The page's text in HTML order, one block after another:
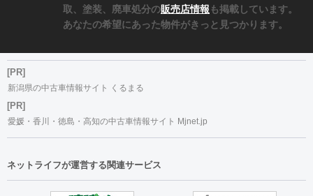
取、塗装、廃車処分の販売店情報 も掲載しています。
あなたの希望にあった物件がきっと見つかります。
[PR]
新潟県の中古車情報サイト くるまる
[PR]
愛媛・香川・徳島・高知の中古車情報サイト Mjnet.jp
ネットライフが運営する関連サービス